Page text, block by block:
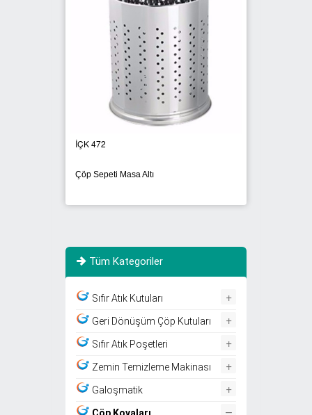
İÇK 472
Çöp Sepeti Masa Altı
Tüm Kategoriler
Sıfır Atık Kutuları +
Geri Dönüşüm Çöp Kutuları +
Sıfır Atık Poşetleri +
Zemin Temizleme Makinası +
Galoşmatik +
Çöp Kovaları –